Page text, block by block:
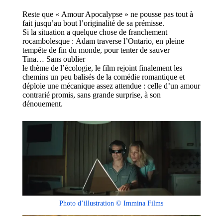
Reste que « Amour Apocalypse » ne pousse pas tout à
fait jusqu’au bout l’originalité de sa prémisse.
Si la situation a quelque chose de franchement
rocambolesque : Adam traverse l’Ontario, en pleine
tempête de fin du monde, pour tenter de sauver
Tina… Sans oublier
le thème de l’écologie, le film rejoint finalement les
chemins un peu balisés de la comédie romantique et
déploie une mécanique assez attendue : celle d’un amour
contrarié promis, sans grande surprise, à son
dénouement.
Photo d’illustration © Immina Films